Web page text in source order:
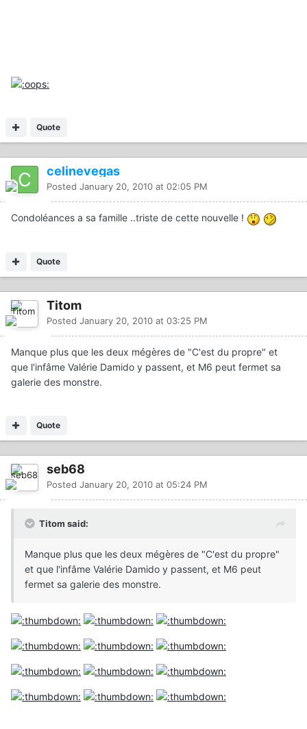
Quote
celinevegas
Posted January 20, 2010 at 02:05 PM
Condoléances a sa famille ..triste de cette nouvelle !
Quote
Titom
Posted January 20, 2010 at 03:25 PM
Manque plus que les deux mégères de "C'est du propre" et
que l'infâme Valérie Damido y passent, et M6 peut fermet sa
galerie des monstre.
Quote
seb68
Posted January 20, 2010 at 05:24 PM
Titom said:
Manque plus que les deux mégères de "C'est du propre"
et que l'infâme Valérie Damido y passent, et M6 peut
fermet sa galerie des monstre.